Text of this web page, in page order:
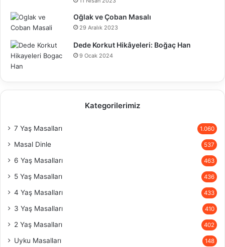
Oğlak ve Çoban Masalı
29 Aralık 2023
Dede Korkut Hikâyeleri: Boğaç Han
9 Ocak 2024
Kategorilerimiz
7 Yaş Masalları 1.060
Masal Dinle 537
6 Yaş Masalları 463
5 Yaş Masalları 436
4 Yaş Masalları 433
3 Yaş Masalları 410
2 Yaş Masalları 402
Uyku Masalları 148